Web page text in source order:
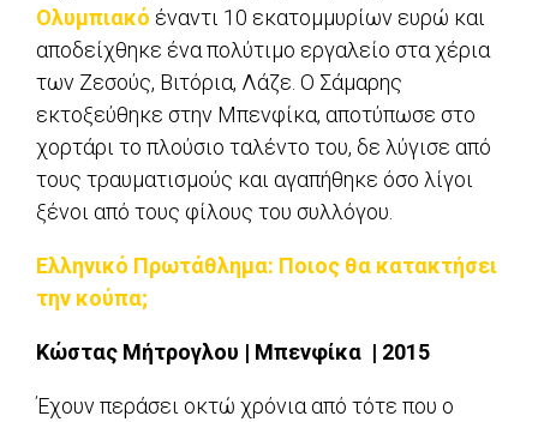
Ολυμπιακό έναντι 10 εκατομμυρίων ευρώ και
αποδείχθηκε ένα πολύτιμο εργαλείο στα χέρια
των Ζεσούς, Βιτόρια, Λάζε. Ο Σάμαρης
εκτοξεύθηκε στην Μπενφίκα, αποτύπωσε στο
χορτάρι το πλούσιο ταλέντο του, δε λύγισε από
τους τραυματισμούς και αγαπήθηκε όσο λίγοι
ξένοι από τους φίλους του συλλόγου.
Ελληνικό Πρωτάθλημα: Ποιος θα κατακτήσει
την κούπα;
Κώστας Μήτρογλου | Μπενφίκα | 2015
Έχουν περάσει οκτώ χρόνια από τότε που ο